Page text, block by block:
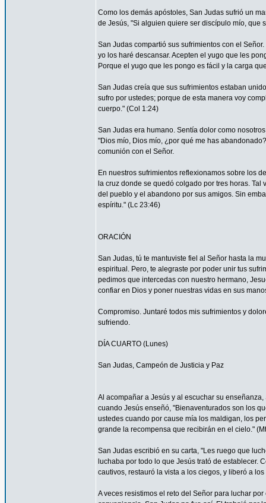
Como los demás apóstoles, San Judas sufrió un
de Jesús, "Si alguien quiere ser discípulo mío, que
San Judas compartió sus sufrimientos con el
yo los haré descansar. Acepten el yugo que les
Porque el yugo que les pongo es fácil y la carga
San Judas creía que sus sufrimientos estaban
sufro por ustedes; porque de esta manera voy
cuerpo." (Col 1:24)
San Judas era humano. Sentía dolor como
"Dios mío, Dios mío, ¿por qué me has
comunión con el Señor.
En nuestros sufrimientos reflexionamos sobre los
la cruz donde se quedó colgado por tres horas.
del pueblo y el abandono por sus amigos. Sin
espíritu." (Lc 23:46)
ORACIÓN
San Judas, tú te mantuviste fiel al Señor hasta la
espiritual. Pero, te alegraste por poder unir tus
pedimos que intercedas con nuestro hermano,
confiar en Dios y poner nuestras vidas en sus
Compromiso. Juntaré todos mis sufrimientos y
sufriendo.
DÍA CUARTO (Lunes)
San Judas, Campeón de Justicia y Paz
Al acompañar a Jesús y al escuchar su
cuando Jesús enseñó, "Bienaventurados son los
ustedes cuando por cause mía los maldigan, los
grande la recompensa que recibirán en el cielo."
San Judas escribió en su carta, "Les ruego que
luchaba por todo lo que Jesús trató de establecer.
cautivos, restauró la vista a los ciegos, y liberó a
A veces resistimos el reto del Señor para luchar